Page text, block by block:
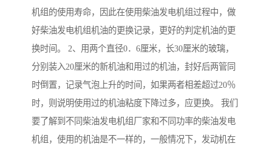
机组的使用寿命，因此在使用柴油发电机组过程中，做
好柴油发电机组机油的更换记录，更好的判定机油的更
换时间。 2、用两个直径0．6厘米，长30厘米的玻璃，
分别装入20厘米的新机油和用过的机油，封好后两管同
时倒置，记录气泡上升的时间，如果两者相差超过20％
时，则说明使用过的机油粘度下降过多，应更换。 我们
要了解到不同柴油发电机组厂家和不同功率的柴油发电
机组，使用的机油是不一样的，一般情况下，发动机在